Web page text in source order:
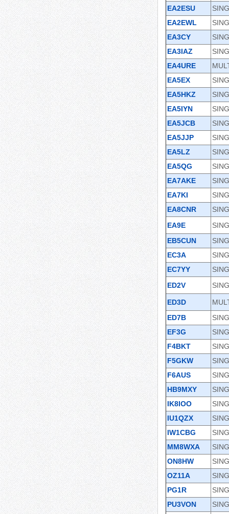
EA2ESU
EA2EWL
EA3CY
EA3IAZ
EA4URE
EA5EX
EA5HKZ
EA5IYN
EA5JCB
EA5JJP
EA5LZ
EA5QG
EA7AKE
EA7KI
EA8CNR
EA9E
EB5CUN
EC3A
EC7YY
ED2V
ED3D
ED7B
EF3G
F4BKT
F5GKW
F6AUS
HB9MXY
IK8IOO
IU1QZX
IW1CBG
MM8WXA
ON8HW
OZ11A
PG1R
PU3VON